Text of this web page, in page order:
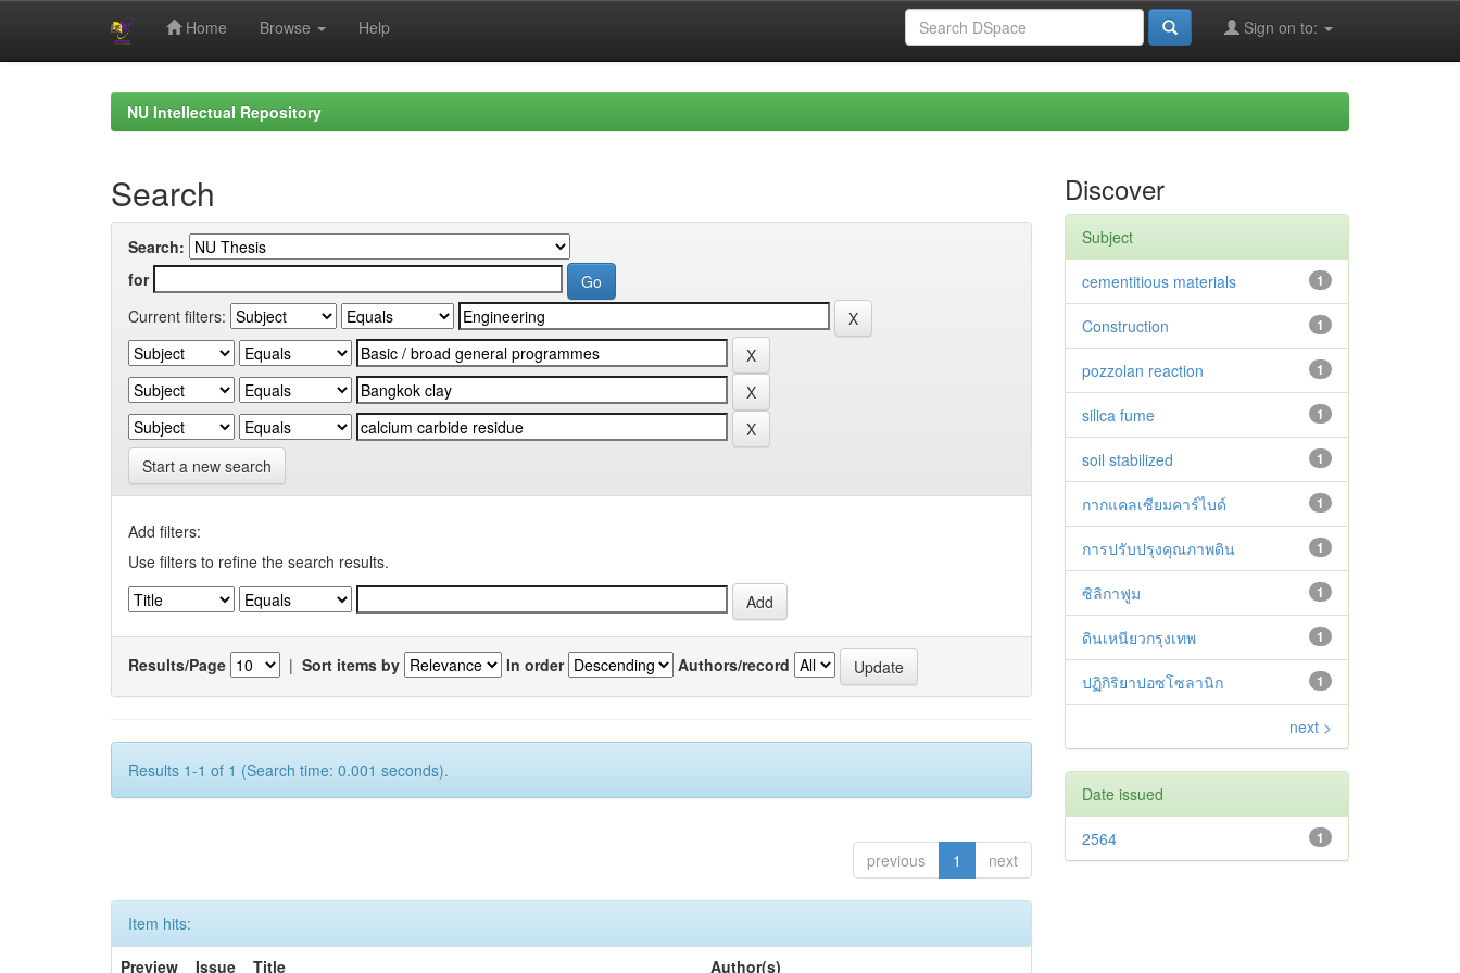
Home Browse Help Sign on to:
NU Intellectual Repository
Search
Search:
for
Current filters:
Start a new search
Add filters:
Use filters to refine the search results.
Results/Page | Sort items by In order Authors/record
Results 1-1 of 1 (Search time: 0.001 seconds).
previous 1 next
Item hits:
Preview
Issue Title Author(s)
Discover
Subject
1
cementitious materials
1
Construction
1
pozzolan reaction
1
silica fume
1
soil stabilized
1
กากแคลเซียมคาร์ไบด์
1
การปรับปรุงคุณภาพดิน
1
ซิลิกาฟูม
1
ดินเหนียวกรุงเทพ
1
ปฏิกิริยาปอซโซลานิก
next >
Date issued
1
2564